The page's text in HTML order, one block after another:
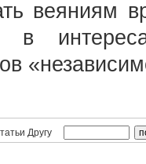
веяниям
в
Другу